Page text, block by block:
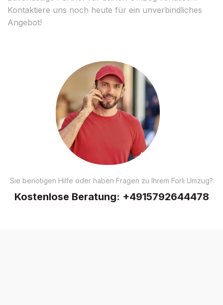
Kontaktiere uns noch heute für ein unverbindliches
Angebot!
Sie benötigen Hilfe oder haben Fragen zu Ihrem Forli Umzug?
Kostenlose Beratung: +4915792644478